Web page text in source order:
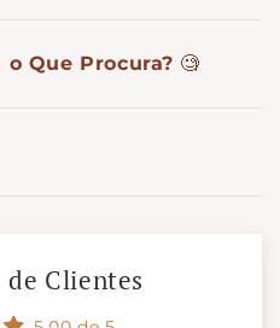
Que Procura? 🧐
de Clientes